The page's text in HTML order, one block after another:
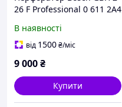
26 F Professional 0 611 2A4
В наявності
від 1500₴/міс
9 000₴
Купити